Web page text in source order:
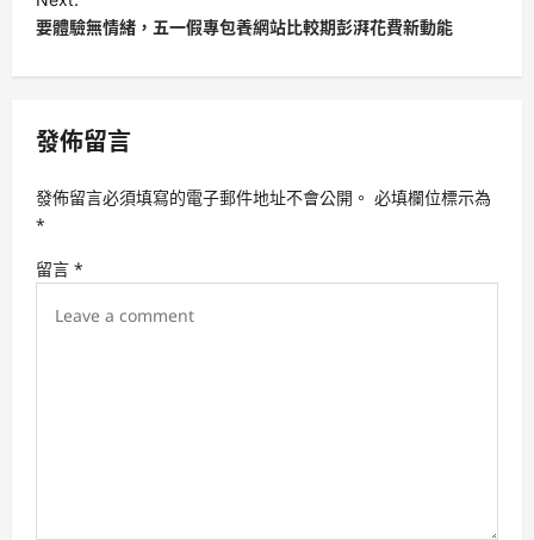
n
a
i
a
t
i
要體驗無情緒，五一假專包養網站比較期彭湃花費新動能
發佈留言
發佈留言必須填寫的電子郵件地址不會公開。 必填欄位標示為
*
留言 *